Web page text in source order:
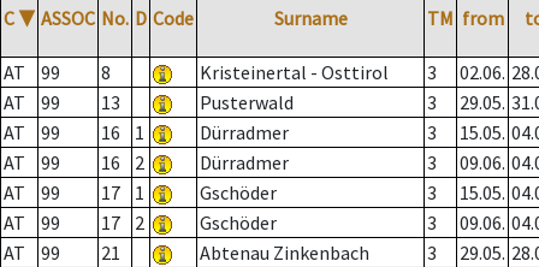
C ▼ ASSOC No. D Code Surname TM from
AT 99 8 Kristeinertal - Osttirol 3 02.06.
AT
99 13 Pusterwald 3 29.05.
AT
99 16 1 Dürradmer 3 15.05.
AT
99 16 2 Dürradmer 3 09.06.
AT
99 17 1 Gschöder 3 15.05.
AT
99 17 2 Gschöder 3 09.06.
AT
99 21 Abtenau Zinkenbach 3 29.05.